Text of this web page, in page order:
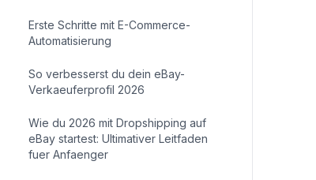
Erste Schritte mit E-Commerce-
Automatisierung
So verbesserst du dein eBay-
Verkaeuferprofil 2026
Wie du 2026 mit Dropshipping auf
eBay startest: Ultimativer Leitfaden
fuer Anfaenger